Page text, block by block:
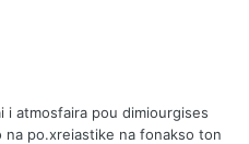
i atmosfaira pou dimiourgises
po.xreiastike na fonakso ton